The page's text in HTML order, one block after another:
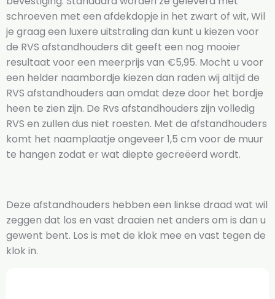
schroeven met een afdekdopje in het zwart of wit, Wil
je graag een luxere uitstraling dan kunt u kiezen voor
de RVS afstandhouders dit geeft een nog mooier
resultaat voor een meerprijs van €5,95. Mocht u voor
een helder naambordje kiezen dan raden wij altijd de
RVS afstandhouders aan omdat deze door het bordje
heen te zien zijn. De Rvs afstandhouders zijn volledig
RVS en zullen dus niet roesten. Met de afstandhouders
komt het naamplaatje ongeveer 1,5 cm voor de muur
te hangen zodat er wat diepte gecreëerd wordt.
Deze afstandhouders hebben een linkse draad wat wil
zeggen dat los en vast draaien net anders om is dan u
gewent bent. Los is met de klok mee en vast tegen de
klok in.